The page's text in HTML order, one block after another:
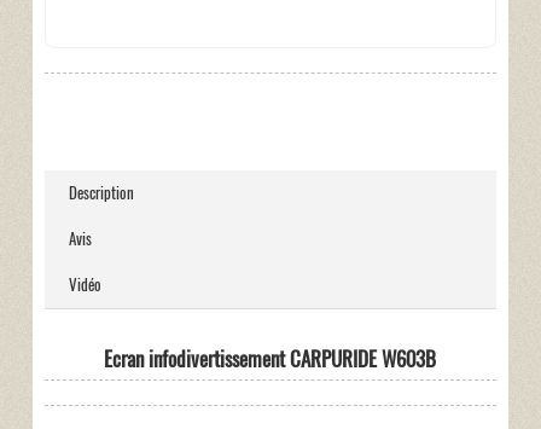
Description
Avis
Vidéo
Ecran infodivertissement CARPURIDE W603B